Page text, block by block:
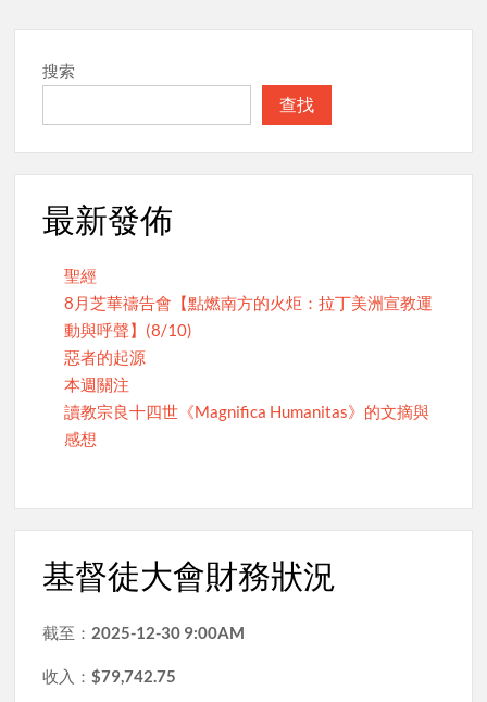
搜索
查找
最新發佈
聖經
8月芝華禱告會【點燃南方的火炬：拉丁美洲宣教運
動與呼聲】(8/10)
惡者的起源
本週關注
讀教宗良十四世《Magnifica Humanitas》的文摘與
感想
基督徒大會財務狀況
截至： 2025-12-30 9:00AM
收入：$79,742.75